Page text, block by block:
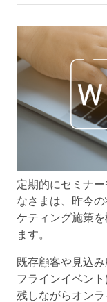
定期的にセミナ
なさまは、昨今
ケティング施策
ます。
既存顧客や見込
フラインイベン
残しながらオン